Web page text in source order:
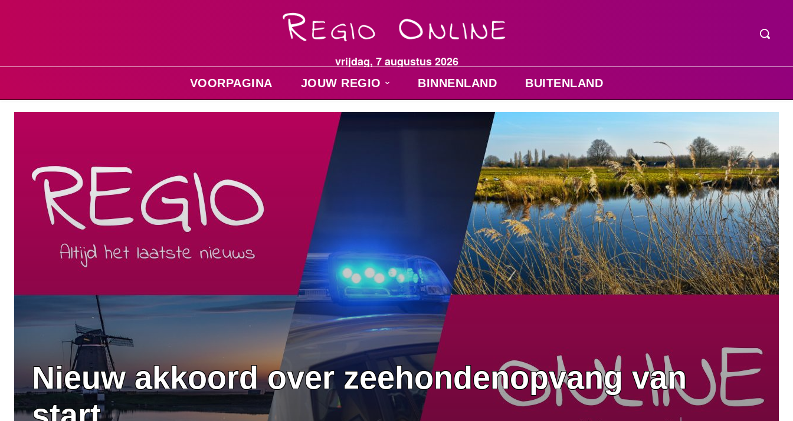
vrijdag, 7 augustus 2026
VOORPAGINA JOUW REGIO BINNENLAND BUITENLAND
Nieuw akkoord over zeehondenopvang van